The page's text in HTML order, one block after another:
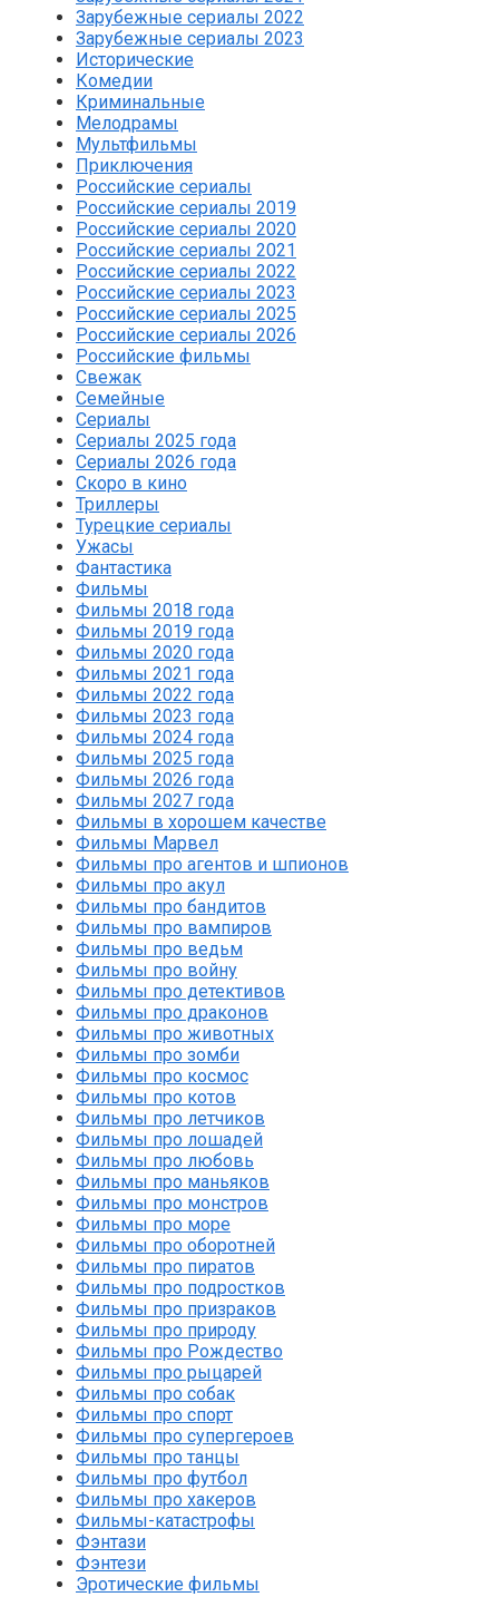
Зарубежные сериалы 2022
Зарубежные сериалы 2023
Исторические
Комедии
Криминальные
Мелодрамы
Мультфильмы
Приключения
Российские сериалы
Российские сериалы 2019
Российские сериалы 2020
Российские сериалы 2021
Российские сериалы 2022
Российские сериалы 2023
Российские сериалы 2025
Российские сериалы 2026
Российские фильмы
Свежак
Семейные
Сериалы
Сериалы 2025 года
Сериалы 2026 года
Скоро в кино
Триллеры
Турецкие сериалы
Ужасы
Фантастика
Фильмы
Фильмы 2018 года
Фильмы 2019 года
Фильмы 2020 года
Фильмы 2021 года
Фильмы 2022 года
Фильмы 2023 года
Фильмы 2024 года
Фильмы 2025 года
Фильмы 2026 года
Фильмы 2027 года
Фильмы в хорошем качестве
Фильмы Марвел
Фильмы про агентов и шпионов
Фильмы про акул
Фильмы про бандитов
Фильмы про вампиров
Фильмы про ведьм
Фильмы про войну
Фильмы про детективов
Фильмы про драконов
Фильмы про животных
Фильмы про зомби
Фильмы про космос
Фильмы про котов
Фильмы про летчиков
Фильмы про лошадей
Фильмы про любовь
Фильмы про маньяков
Фильмы про монстров
Фильмы про море
Фильмы про оборотней
Фильмы про пиратов
Фильмы про подростков
Фильмы про призраков
Фильмы про природу
Фильмы про Рождество
Фильмы про рыцарей
Фильмы про собак
Фильмы про спорт
Фильмы про супергероев
Фильмы про танцы
Фильмы про футбол
Фильмы про хакеров
Фильмы-катастрофы
Фэнтази
Фэнтези
Эротические фильмы